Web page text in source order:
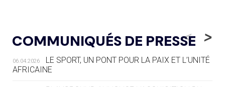
« L'ALLEMAGNE PEUT DÉMONTRER
COMMENT ORGANISER DES JO
RESPONSABLES »
04.08
COMMUNIQUÉS DE PRESSE
<
06.04.2026
LE SPORT, UN PONT POUR LA PAIX ET L’UNITÉ
AFRICAINE
>